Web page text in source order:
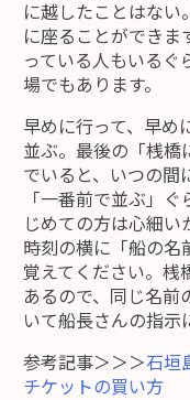
に越したことはない
に座ることができま
っている人もいるぐ
場でもあります。
早めに行って、早め
並ぶ。最後の「桟橋
でいると、いつの間
「一番前で並ぶ」
じめての方は心細い
時刻の横に「船の名
覚えてください。桟
あるので、同じ名前
いて船長さんの指示
参考記事＞＞＞石垣
チケットの買い方